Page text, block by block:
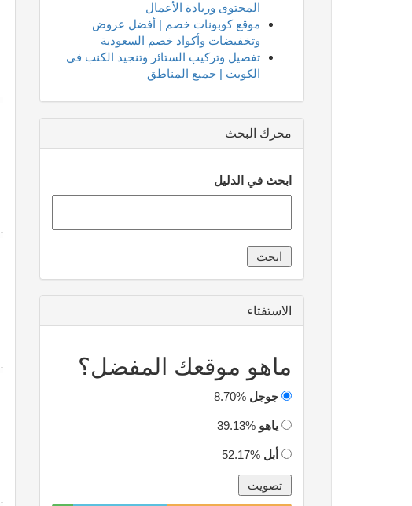
المحتوى وريادة الأعمال
موقع كوبونات خصم | أفضل عروض
وتخفيضات وأكواد خصم السعودية
تفصيل وتركيب الستائر وتنجيد الكنب في
الكويت | جميع المناطق
محرك البحث
ابحث في الدليل
الاستفتاء
ماهو موقعك المفضل؟
جوجل 8.70%
ياهو 39.13%
أبل 52.17%